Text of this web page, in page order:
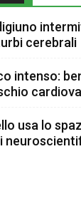
cerebrali
intenso:
usa lo